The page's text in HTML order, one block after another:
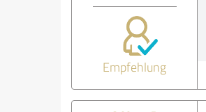
Empfehlung